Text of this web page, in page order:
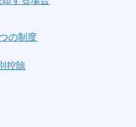
の制度
控除